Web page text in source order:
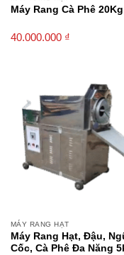
Máy Rang Cà Phê 20Kg
40.000.000 ₫
MÁY RANG HẠT
Máy Rang Hạt, Đậu,
Cốc, Cà Phê Đa Năng